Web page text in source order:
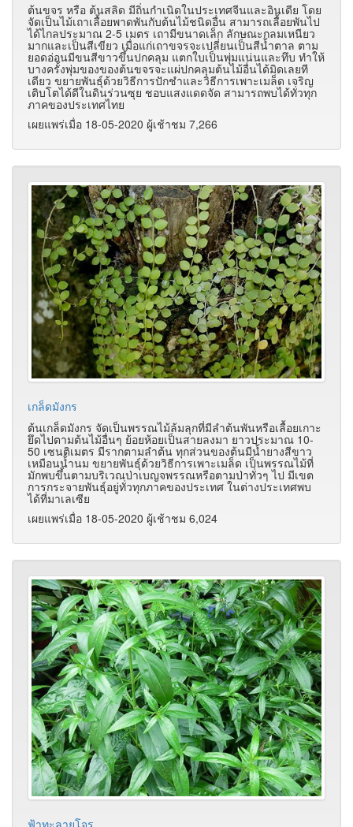
ต้นขจร หรือ ต้นสลิด มีถิ่นกำเนิดในประเทศจีนและอินเดีย โดย
จัดเป็นไม้เถาเลื้อยพาดพันกับต้นไม้ชนิดอื่น สามารถเลื้อยพันไป
ได้ไกลประมาณ 2-5 เมตร เถามีขนาดเล็ก ลักษณะกลมเหนียว
มากและเป็นสีเขียว เมื่อแก่เถาขจรจะเปลี่ยนเป็นสีน้ำตาล ตาม
ยอดอ่อนมีขนสีขาวขึ้นปกคลุม แตกใบเป็นพุ่มแน่นและทึบ ทำให้
บางครั้งพุ่มของของต้นขจรจะแผ่ปกคลุมต้นไม้อื่นได้มิดเลยที
เดียว ขยายพันธุ์ด้วยวิธีการปักชำและวิธีการเพาะเมล็ด เจริญ
เติบโตได้ดีในดินร่วนซุย ชอบแสงแดดจัด สามารถพบได้ทั่วทุก
ภาคของประเทศไทย
เผยแพร่เมื่อ 18-05-2020 ผู้เช้าชม 7,266
เกล็ดมังกร
ต้นเกล็ดมังกร จัดเป็นพรรณไม้ล้มลุกที่มีลำต้นพันหรือเลื้อยเกาะ
ยึดไปตามต้นไม้อื่นๆ ย้อยห้อยเป็นสายลงมา ยาวประมาณ 10-
50 เซนติเมตร มีรากตามลำต้น ทุกส่วนของต้นมีน้ำยางสีขาว
เหมือนน้ำนม ขยายพันธุ์ด้วยวิธีการเพาะเมล็ด เป็นพรรณไม้ที่
มักพบขึ้นตามบริเวณป่าเบญจพรรณหรือตามป่าทั่วๆ ไป มีเขต
การกระจายพันธุ์อยู่ทั่วทุกภาคของประเทศ ในต่างประเทศพบ
ได้ที่มาเลเซีย
เผยแพร่เมื่อ 18-05-2020 ผู้เช้าชม 6,024